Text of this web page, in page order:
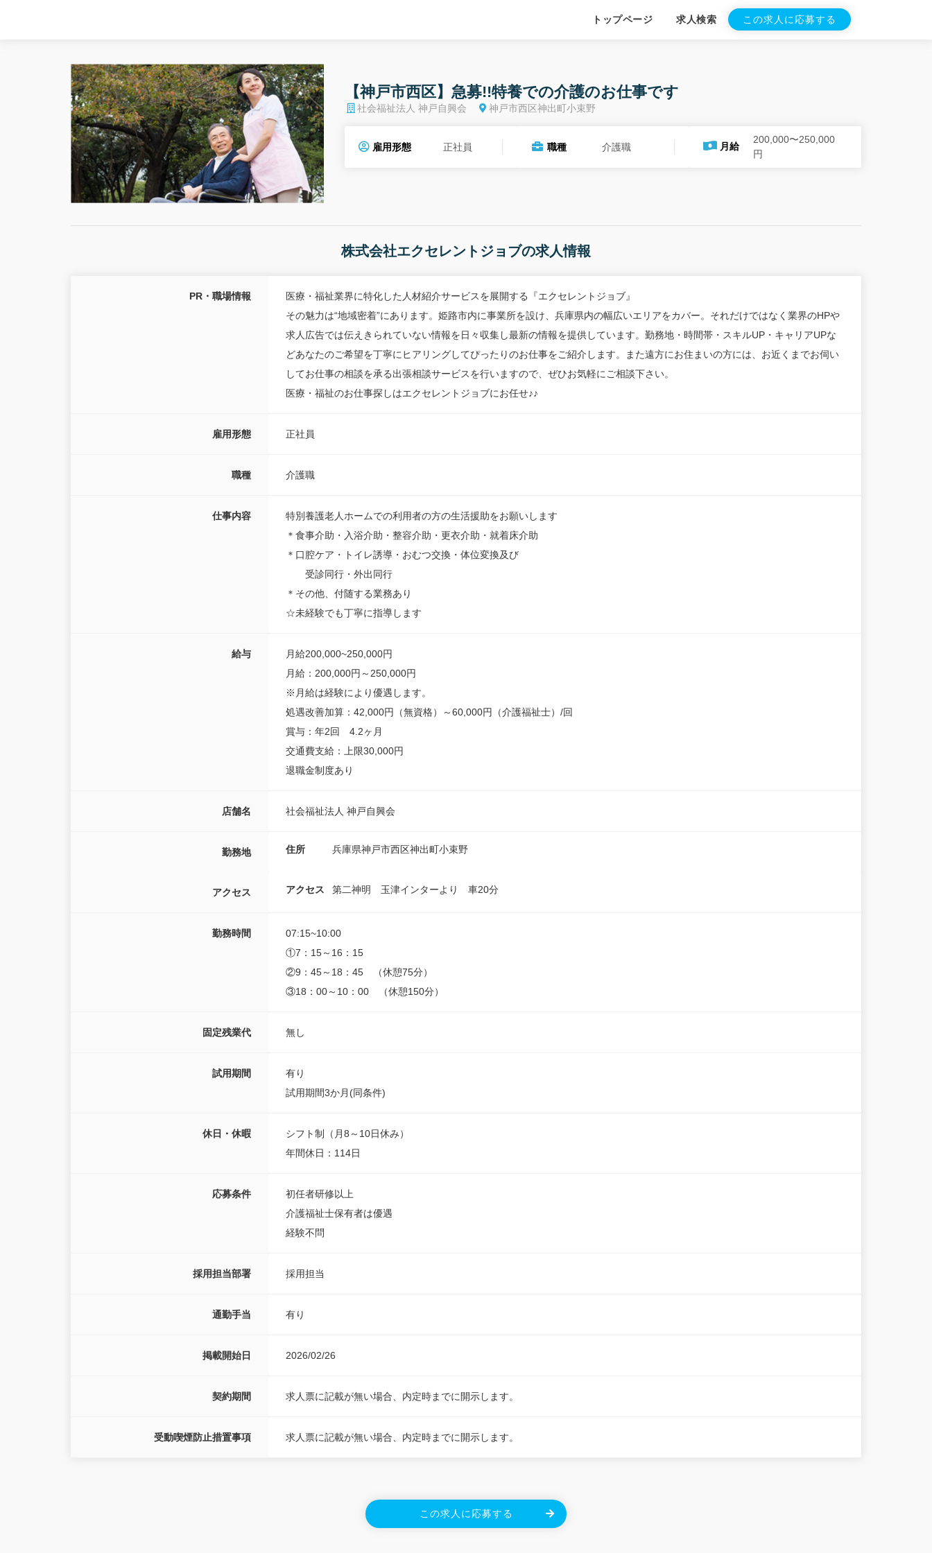
トップページ 求人検索 この求人に応募する
【神戸市西区】急募!!特養での介護のお仕事です
社会福祉法人 神戸自興会 神戸市西区神出町小束野
雇用形態 正社員 職種 介護職 月給
200,000〜250,000
円
株式会社エクセレントジョブの求人情報
PR・職場情報
医療・福祉業界に特化した人材紹介サービスを展開する『エクセレントジョブ』
その魅力は“地域密着”にあります。姫路市内に事業所を設け、兵庫県内の幅広いエリアをカバー。それだけではなく業界のHPや
求人広告では伝えきられていない情報を日々収集し最新の情報を提供しています。勤務地・時間帯・スキルUP・キャリアUPな
どあなたのご希望を丁寧にヒアリングしてぴったりのお仕事をご紹介します。また遠方にお住まいの方には、お近くまでお伺い
してお仕事の相談を承る出張相談サービスを行いますので、ぜひお気軽にご相談下さい。
医療・福祉のお仕事探しはエクセレントジョブにお任せ♪♪
雇用形態 正社員
職種 介護職
仕事内容
特別養護老人ホームでの利用者の方の生活援助をお願いします
＊食事介助・入浴介助・整容介助・更衣介助・就着床介助
＊口腔ケア・トイレ誘導・おむつ交換・体位変換及び
受診同行・外出同行
＊その他、付随する業務あり
☆未経験でも丁寧に指導します
給与
月給200,000~250,000円
月給：200,000円～250,000円
※月給は経験により優遇します。
処遇改善加算：42,000円（無資格）～60,000円（介護福祉士）/回
賞与：年2回 4.2ヶ月
交通費支給：上限30,000円
退職金制度あり
店舗名 社会福祉法人 神戸自興会
勤務地 住所 兵庫県神戸市西区神出町小束野
アクセス アクセス 第二神明 玉津インターより 車20分
勤務時間
07:15~10:00
①7：15～16：15
②9：45～18：45 （休憩75分）
③18：00～10：00 （休憩150分）
固定残業代 無し
試用期間
有り
試用期間3か月(同条件)
休日・休暇
シフト制（月8～10日休み）
年間休日：114日
応募条件
初任者研修以上
介護福祉士保有者は優遇
経験不問
採用担当部署 採用担当
通勤手当 有り
掲載開始日 2026/02/26
契約期間 求人票に記載が無い場合、内定時までに開示します。
受動喫煙防止措置事項 求人票に記載が無い場合、内定時までに開示します。
この求人に応募する